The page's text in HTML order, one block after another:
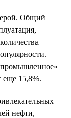
Общий
еще 15,8%.
нефти,